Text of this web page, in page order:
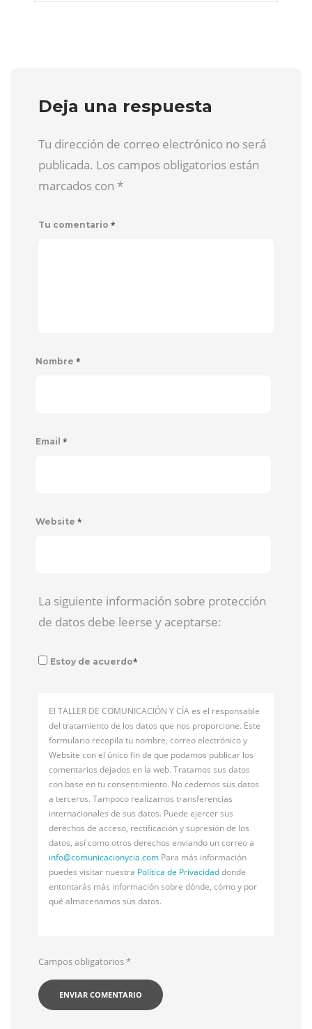
Deja una respuesta
Tu dirección de correo electrónico no será
publicada. Los campos obligatorios están
marcados con *
Tu comentario *
Nombre *
Email *
Website *
La siguiente información sobre protección
de datos debe leerse y aceptarse:
Estoy de acuerdo*
El TALLER DE COMUNICACIÓN Y CÍA es el responsable
del tratamiento de los datos que nos proporcione. Este
formulario recopila tu nombre, correo electrónico y
Website con el único fin de que podamos publicar los
comentarios dejados en la web. Tratamos sus datos
con base en tu consentimiento. No cedemos sus datos
a terceros. Tampoco realizamos transferencias
internacionales de sus datos. Puede ejercer sus
derechos de acceso, rectificación y supresión de los
datos, así como otros derechos enviando un correo a
info@comunicacionycia.com Para más información
puedes visitar nuestra Política de Privacidaddonde
entontarás más información sobre dónde, cómo y por
qué almacenamos sus datos.
Campos obligatorios*